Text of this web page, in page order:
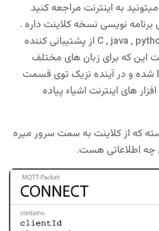
به اینترنت مراجعه کنید
برنامه نویسی نسخه کلاینت داره .
زبان های C , java , python , javascript از پشتیبانی کننده
این که برای زبان های مختلف
کلاینت داره محبوب IOT شده و در آینده نزیک توی قسمت
های اینترنت اشیاء پیاده
که از کلاینت به سمت سرور میره
چه اطلاعاتی هست.